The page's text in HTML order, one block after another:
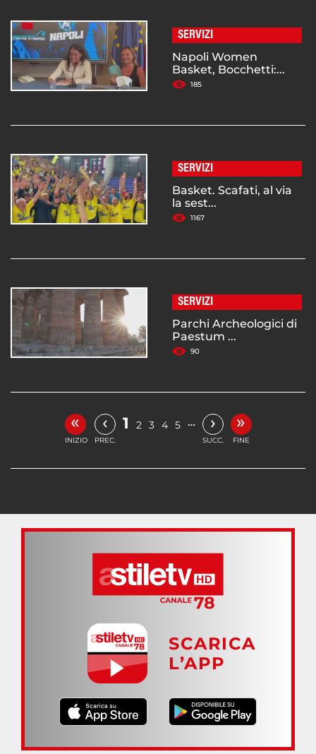
SERVIZI
Napoli Women
Basket, Bocchetti:...
185
SERVIZI
Basket. Scafati, al via
la sest...
1167
SERVIZI
Parchi Archeologici di
Paestum ...
90
«
INIZIO
‹
PREC.
1 2 3 4 5 … ›
SUCC.
»
FINE
SCARICA
L’APP